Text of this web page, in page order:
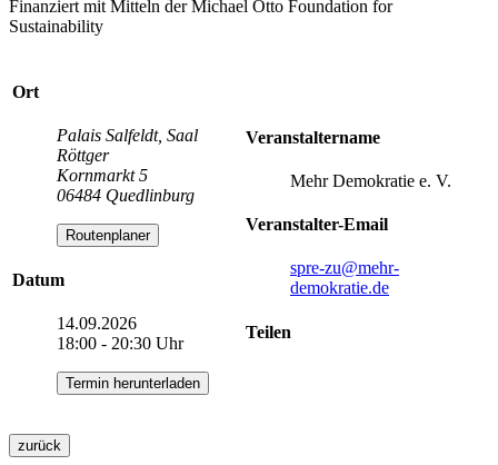
Finanziert mit Mitteln der Michael Otto Foundation for
Sustainability
Ort
Palais Salfeldt, Saal
Röttger
Kornmarkt 5
06484 Quedlinburg
Routenplaner
Datum
14.09.2026
18:00 - 20:30 Uhr
Termin herunterladen
Veranstaltername
Mehr Demokratie e. V.
Veranstalter-Email
spre-zu@mehr-
demokratie.de
Teilen
zurück